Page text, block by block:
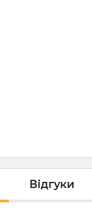
Відгуки